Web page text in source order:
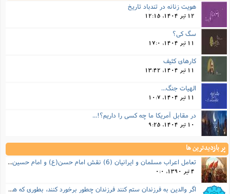
هویت زنانه در تندباد تاریخ
12 تیر 1404, 12:15
سگ کی؟
11 تیر 1404, 17:0
کارهای کثیف
11 تیر 1404, 13:42
الهیات جنگ...
11 تیر 1404, 10:7
در مقابل آمریکا ما چه کسی را داریم؟!...
10 تیر 1404, 9:25
پر بازدیدترین ها
تعامل اعراب مسلمان و ایرانیان (6) نقش امام حسن(ع) و امام حسین(ع) در فتح ایران
4 تیر 1390, 0:0
اگر والدین به فرزندان ستم کنند فرزندان چطور برخورد کنند، بطوری که هم موجب ناراحتی آنها نشود و هم بتوانند آنها را امر به معروف و نهی از منکر کنند، و اگر نصیحت تأثیر نداشت چطور باید با آنها برخورد کرد؟